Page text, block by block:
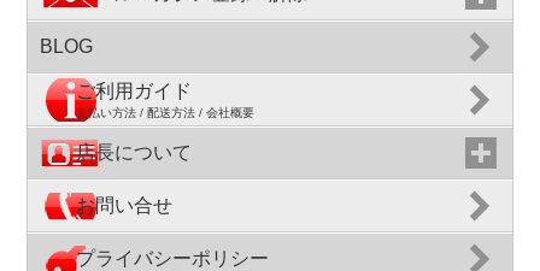
BLOG
ご利用ガイド
支払い方法 / 配送方法 / 会社概要
店長について
お問い合せ
プライバシーポリシー